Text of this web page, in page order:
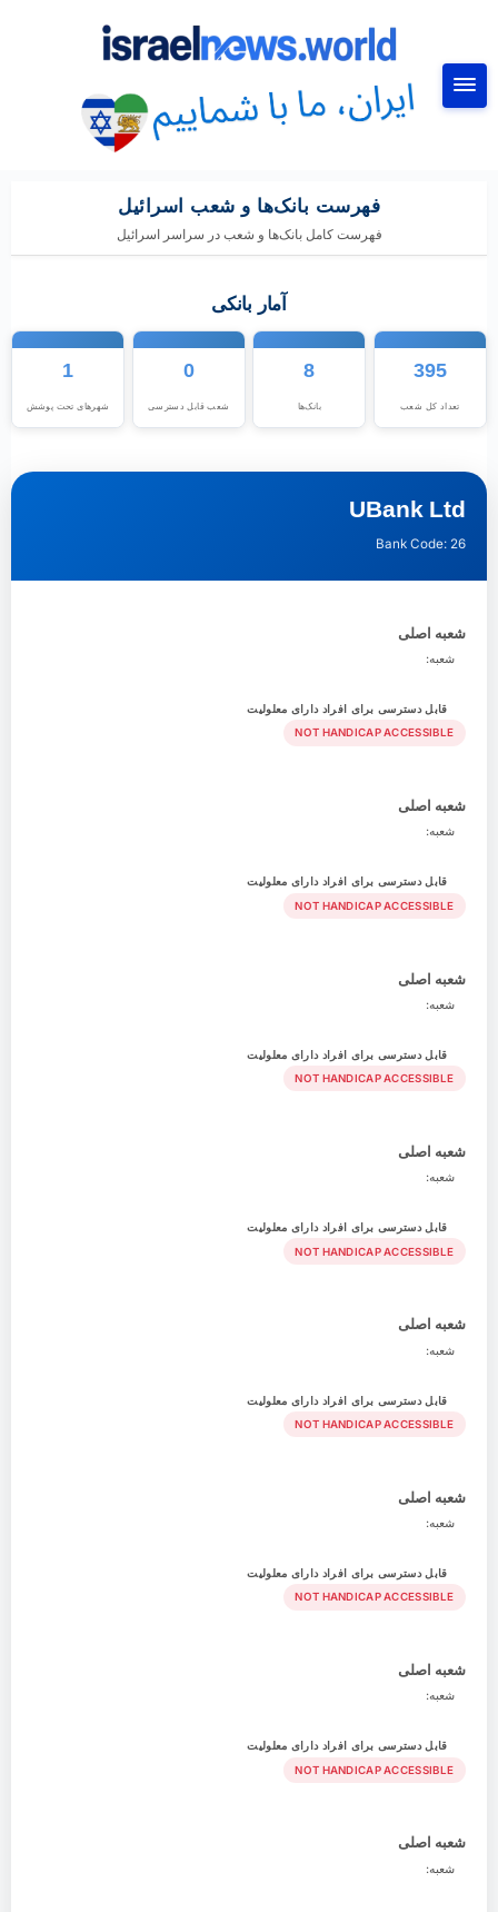
فهرست بانک‌ها و شعب اسرائیل
فهرست کامل بانک‌ها و شعب در سراسر اسرائیل
آمار بانکی
395
تعداد کل شعب
8
بانک‌ها
0
شعب قابل دسترسی
1
شهرهای تحت پوشش
UBank Ltd
Bank Code: 26
شعبه اصلی
شعبه:
قابل دسترسی برای افراد دارای معلولیت
NOT HANDICAP ACCESSIBLE
شعبه اصلی
شعبه:
قابل دسترسی برای افراد دارای معلولیت
NOT HANDICAP ACCESSIBLE
شعبه اصلی
شعبه:
قابل دسترسی برای افراد دارای معلولیت
NOT HANDICAP ACCESSIBLE
شعبه اصلی
شعبه:
قابل دسترسی برای افراد دارای معلولیت
NOT HANDICAP ACCESSIBLE
شعبه اصلی
شعبه:
قابل دسترسی برای افراد دارای معلولیت
NOT HANDICAP ACCESSIBLE
شعبه اصلی
شعبه:
قابل دسترسی برای افراد دارای معلولیت
NOT HANDICAP ACCESSIBLE
شعبه اصلی
شعبه:
قابل دسترسی برای افراد دارای معلولیت
NOT HANDICAP ACCESSIBLE
شعبه اصلی
شعبه: